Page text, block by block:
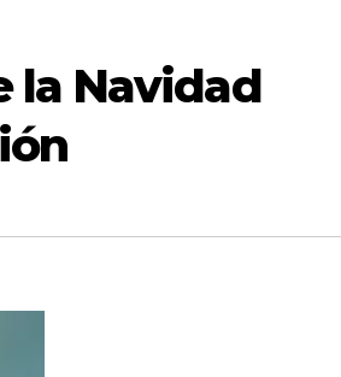
la Navidad